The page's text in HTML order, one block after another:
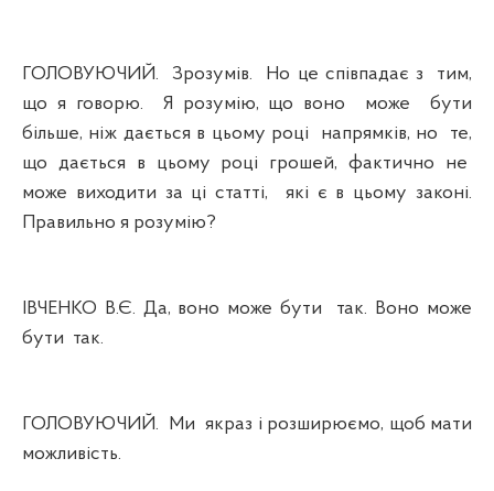
ГОЛОВУЮЧИЙ. Зрозумів. Но це співпадає з
тим,
що я говорю.
Я розумію, що воно може
бути
більше, ніж дається в цьому році
напрямків, но
те,
що дається в цьому році грошей, фактично не
може виходити за ці статті,
які є в цьому законі.
Правильно я розумію?
ІВЧЕНКО В.Є. Да, воно може бути
так. Воно може
бути так.
ГОЛОВУЮЧИЙ. Ми якраз і розширюємо, щоб мати
можливість.